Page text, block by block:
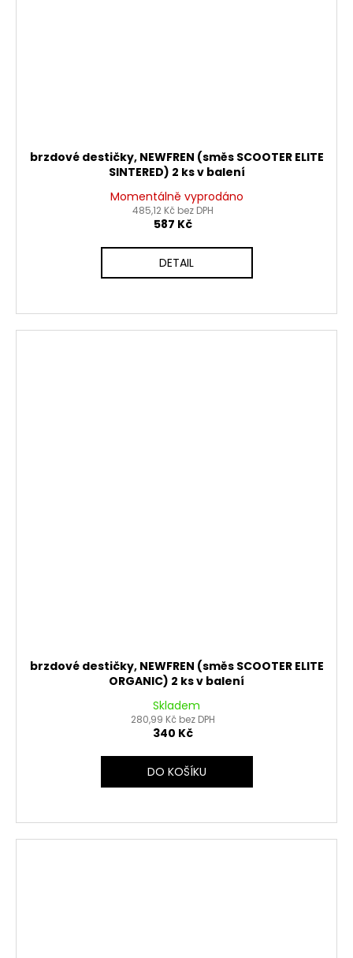
brzdové destičky, NEWFREN (směs SCOOTER ELITE
SINTERED) 2 ks v balení
Momentálně vyprodáno
485,12 Kč bez DPH
587 Kč
DETAIL
brzdové destičky, NEWFREN (směs SCOOTER ELITE
ORGANIC) 2 ks v balení
Skladem
280,99 Kč bez DPH
340 Kč
DO KOŠÍKU